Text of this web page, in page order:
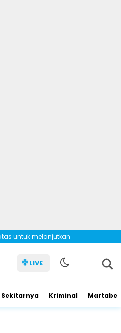
untuk melanjutkan
LIVE
Sekitarnya Kriminal Martabe